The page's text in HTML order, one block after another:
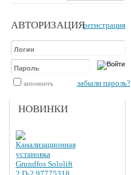
АВТОРИЗАЦИЯрегистрация
запомнить забыли пароль?
НОВИНКИ